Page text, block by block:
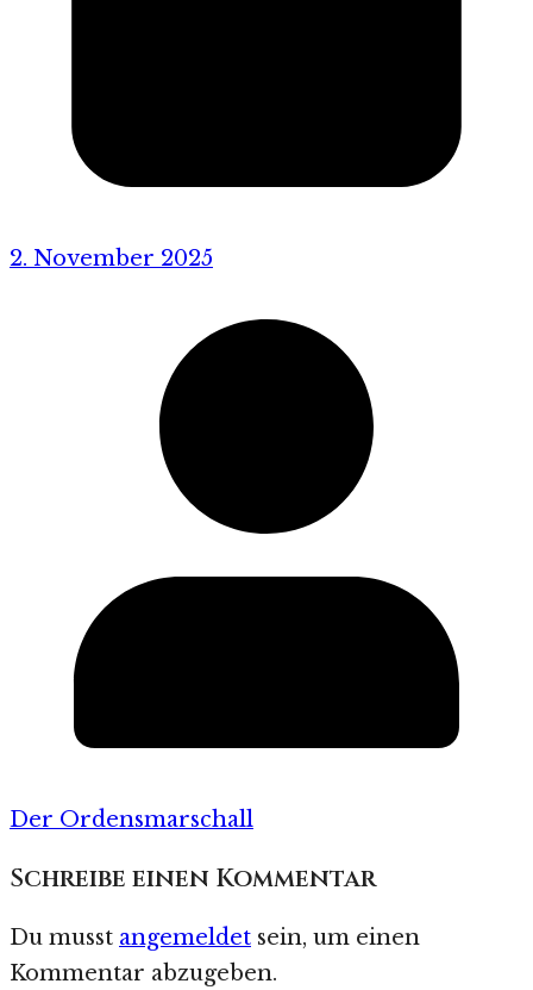
2. November 2025
Der Ordensmarschall
Schreibe einen Kommentar
Du musst angemeldet sein, um einen
Kommentar abzugeben.